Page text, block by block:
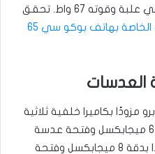
100% خلال 45 دقيقة. حيث يأتي في علبة وقوته 67 واط. تحقق
مراجعة المواصفات والمميزات الخاصة بهاتف بوكو سي 65
يأتي الهاتف الذكي بوكو إكس 6 برو مزودًا بكاميرا خلفية ثلاثية
العدسات. الرئيسية واسعة بدقة 64 ميجابكسل وفتحة عدسة
f/1.7. والثانية ذات زاوية واسعة جدًا بدقة 8 ميجابكسل وفتحة